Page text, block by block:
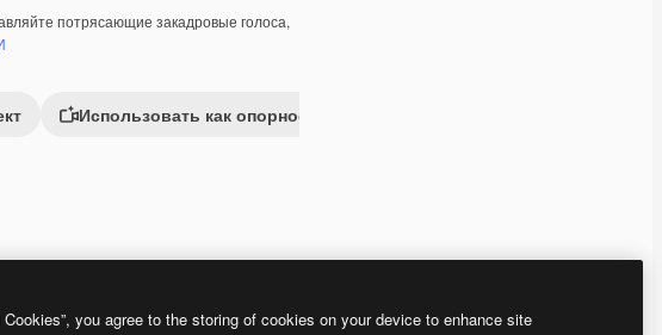
потрясающие закадровые голоса,
Использовать как опорное изображение
ИИ Premium
Premium Premium
Premium
you agree to the storing of cookies on your device to enhance site